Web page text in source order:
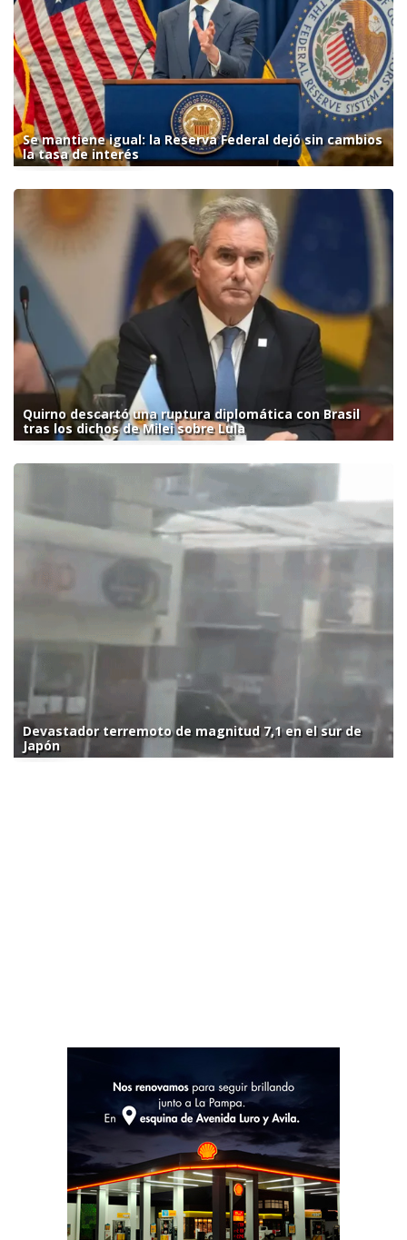
Se mantiene igual: la Reserva Federal dejó sin cambios
la tasa de interés
Quirno descartó una ruptura diplomática con Brasil
tras los dichos de Milei sobre Lula
Devastador terremoto de magnitud 7,1 en el sur de
Japón